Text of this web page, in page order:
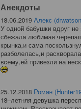
Анекдоты
18.06.2019 Алекс
У одной бабушки вдруг
сбежала любимая
крынка,и сама
разболелась,и
всему,ей привезли на
25.12.2018 Роман
18–летняя девушка